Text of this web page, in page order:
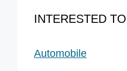
INTERESTED
Automobile